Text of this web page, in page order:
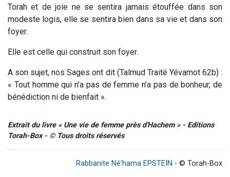
Torah et de joie ne se sentira jamais étouffée dans son
modeste logis, elle se sentira bien dans sa vie et dans son
foyer.
Elle est celle qui construit son foyer.
A son sujet, nos Sages ont dit (Talmud Traité Yévamot 62b) :
« Tout homme qui n’a pas de femme n’a pas de bonheur, de
bénédiction ni de bienfait ».
Extrait du livre « Une vie de femme près d'Hachem » - Editions
Torah-Box - © Tous droits réservés
Rabbanite Né'hama EPSTEIN - © Torah-Box